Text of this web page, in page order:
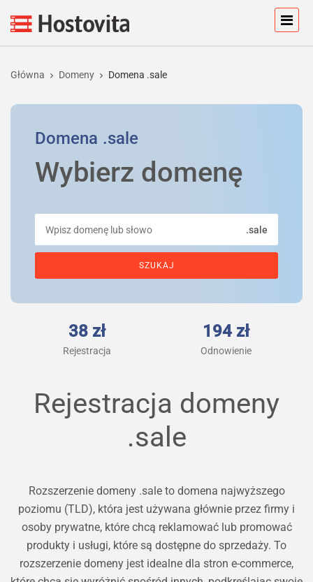
Główna Domeny Domena .sale
Domena .sale
Wybierz domenę
.sale
38 zł
Rejestracja
194 zł
Odnowienie
Rejestracja domeny
.sale
Rozszerzenie domeny .sale to domena najwyższego
poziomu (TLD), która jest używana głównie przez firmy i
osoby prywatne, które chcą reklamować lub promować
produkty i usługi, które są dostępne do sprzedaży. To
rozszerzenie domeny jest idealne dla stron e-commerce,